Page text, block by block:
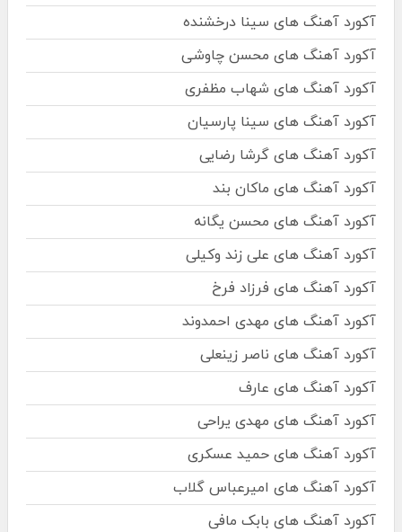
آکورد آهنگ های سینا درخشنده
آکورد آهنگ های محسن چاوشی
آکورد آهنگ های شهاب مظفری
آکورد آهنگ های سینا پارسیان
آکورد آهنگ های گرشا رضایی
آکورد آهنگ های ماکان بند
آکورد آهنگ های محسن یگانه
آکورد آهنگ های علی زند وکیلی
آکورد آهنگ های فرزاد فرخ
آکورد آهنگ های مهدی احمدوند
آکورد آهنگ های ناصر زینعلی
آکورد آهنگ های عارف
آکورد آهنگ های مهدی یراحی
آکورد آهنگ های حمید عسکری
آکورد آهنگ های امیرعباس گلاب
آکورد آهنگ های بابک مافی